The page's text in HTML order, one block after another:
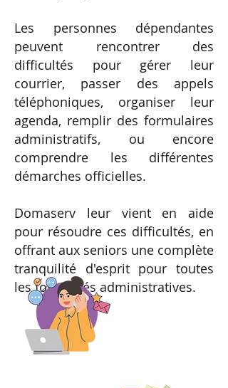
Les personnes dépendantes
peuvent rencontrer des
difficultés pour gérer leur
courrier, passer des appels
téléphoniques, organiser leur
agenda, remplir des formulaires
administratifs, ou encore
comprendre les différentes
démarches officielles.
Domaserv leur vient en aide
pour résoudre ces difficultés, en
offrant aux seniors une complète
tranquilité d'esprit pour toutes
les formalités administratives.